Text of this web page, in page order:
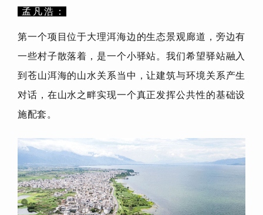
孟凡浩：
第一个项目位于大理洱海边的生态景观廊道，旁边有
一些村子散落着，是一个小驿站。我们希望驿站融入
到苍山洱海的山水关系当中，让建筑与环境关系产生
对话，在山水之畔实现一个真正发挥公共性的基础设
施配套。